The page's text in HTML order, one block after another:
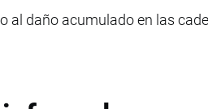
al daño acumulado en las